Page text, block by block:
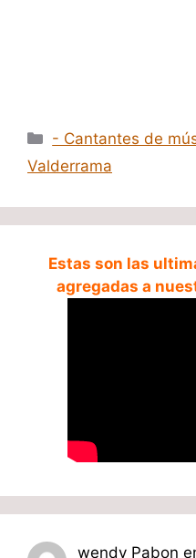
Categorías
- Cantantes de
Valderrama
Estas son las
agregadas a
wendy Pabon